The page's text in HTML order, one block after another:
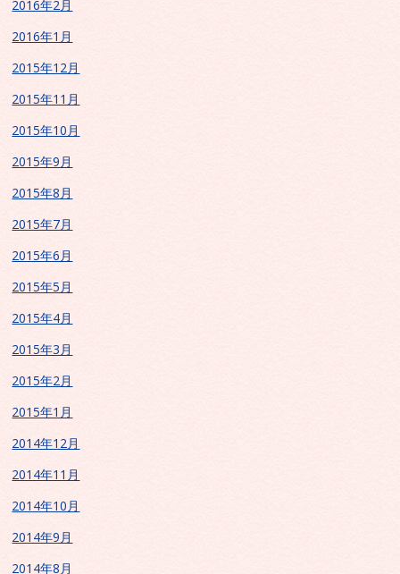
2016年2月
2016年1月
2015年12月
2015年11月
2015年10月
2015年9月
2015年8月
2015年7月
2015年6月
2015年5月
2015年4月
2015年3月
2015年2月
2015年1月
2014年12月
2014年11月
2014年10月
2014年9月
2014年8月